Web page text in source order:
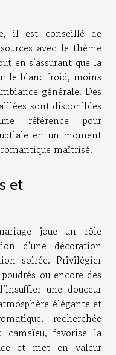
il est conseillé de
avec le thème
en s’assurant que la
le blanc froid, moins
générale. Des
sont disponibles
référence pour
en un moment
maîtrisé.
et
joue un rôle
d’une décoration
soirée. Privilégier
ou encore des
une douceur
élégante et
recherchée
favorise la
et met en valeur